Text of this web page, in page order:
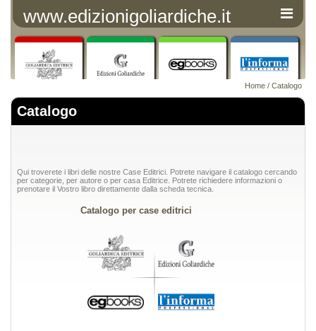
www.edizionigoliardiche.it
Home / Catalogo
Catalogo
Qui troverete i libri delle nostre Case Editrici. Potrete navigare il catalogo cercando
per categorie, per autore o per casa Editrice. Potrete richiedere informazioni o
prenotare il Vostro libro direttamente dalla scheda tecnica.
Catalogo per case editrici